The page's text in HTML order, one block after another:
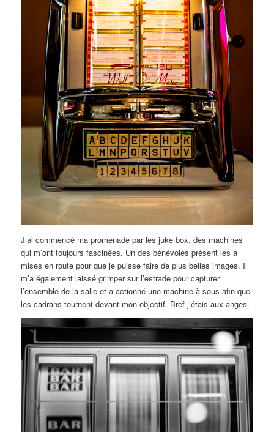
J’ai commencé ma promenade par les juke box, des machines
qui m’ont toujours fascinées. Un des bénévoles présent les a
mises en route pour que je puisse faire de plus belles images. Il
m’a également laissé grimper sur l’estrade pour capturer
l’ensemble de la salle et a actionné une machine à sous afin que
les cadrans tournent devant mon objectif. Bref j’étais aux anges.